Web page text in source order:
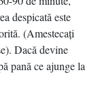
despicată este
(Amestecaţi
Dacă devine
pană ce ajunge la